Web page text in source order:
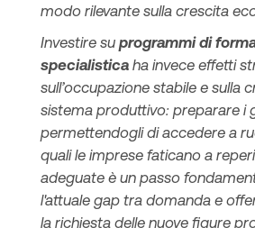
modo rilevante sulla crescita
Investire su programmi di
specialisticaha invece effetti
sull’occupazione stabile e sulla
sistema produttivo: preparare i
permettendogli di accedere a
quali le imprese faticano a
adeguate è un passo
l'attuale gap tra domanda e
la richiesta delle nuove figure